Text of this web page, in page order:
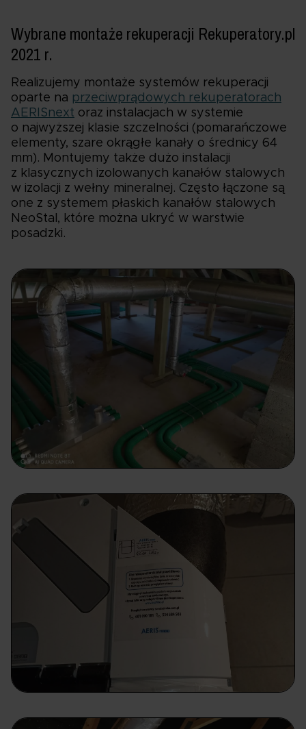
Wybrane montaże rekuperacji Rekuperatory.pl
2021 r.
Realizujemy montaże systemów rekuperacji
oparte na przeciwprądowych rekuperatorach
AERISnext oraz instalacjach w systemie
o najwyższej klasie szczelności (pomarańczowe
elementy, szare okrągłe kanały o średnicy 64
mm). Montujemy także dużo instalacji
z klasycznych izolowanych kanałów stalowych
w izolacji z wełny mineralnej. Często łączone są
one z systemem płaskich kanałów stalowych
NeoStal, które można ukryć w warstwie
posadzki.